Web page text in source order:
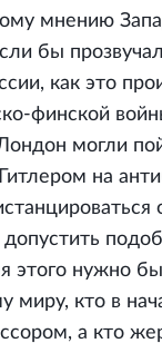
мнению
бы
как это
финской
могли
на
этого нужно
миру, кто в
а кто